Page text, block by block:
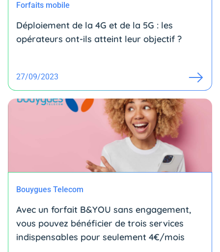
Forfaits mobile
Déploiement de la 4G et de la 5G : les
opérateurs ont-ils atteint leur objectif ?
27/09/2023
Bouygues Telecom
Avec un forfait B&YOU sans engagement,
vous pouvez bénéficier de trois services
indispensables pour seulement 4€/mois